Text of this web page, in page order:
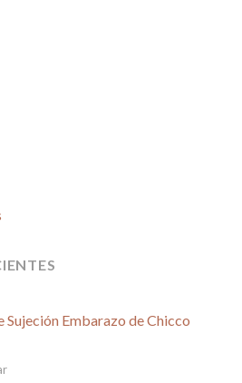
Sujeción Embarazo de Chicco